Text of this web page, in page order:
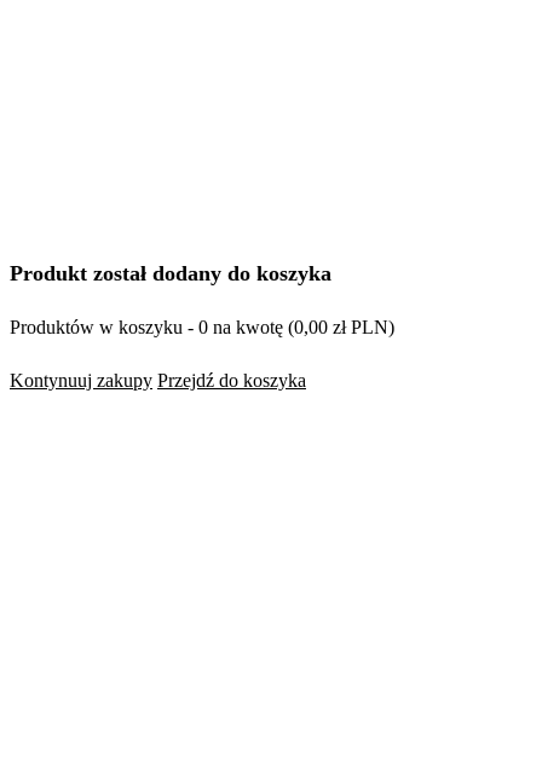
Produkt został dodany do koszyka
Produktów w koszyku - 0 na kwotę (0,00 złPLN)
Kontynuuj zakupy Przejdź do koszyka